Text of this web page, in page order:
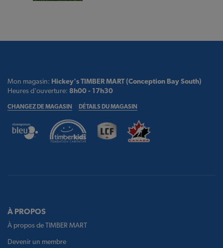
Mon magasin: Hickey's TIMBER MART (Conception Bay South)
Heures d'ouverture: 8h00 - 17h30
CHANGEZ DE MAGASIN DÉTAILS DU MAGASIN
À PROPOS
À propos de TIMBER MART
Devenir un membre